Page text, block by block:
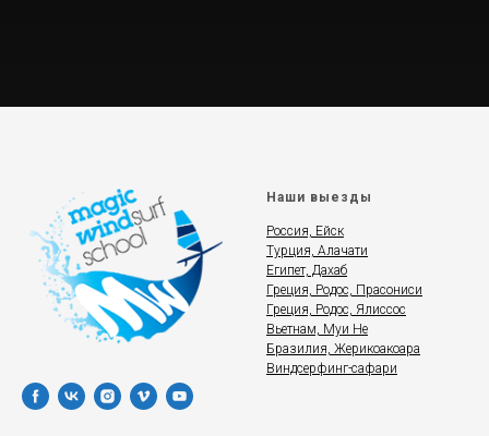
Наши выезды
Россия, Ейск
Турция, Алачати
Египет, Дахаб
Греция, Родос, Прасониси
Греция, Родос, Ялиссос
Вьетнам, Муи Не
Бразилия, Жерикоакоара
Виндсерфинг-сафари